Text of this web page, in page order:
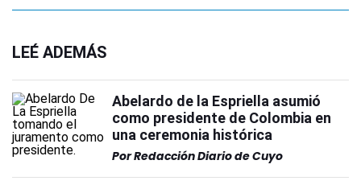
LEÉ ADEMÁS
Abelardo de la Espriella asumió
como presidente de Colombia en
una ceremonia histórica
PorRedacción Diario de Cuyo